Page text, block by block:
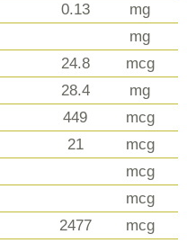
0.13
mg
mg
24.8
mcg
28.4
mg
449
mcg
21
mcg
mcg
mcg
2477
mcg